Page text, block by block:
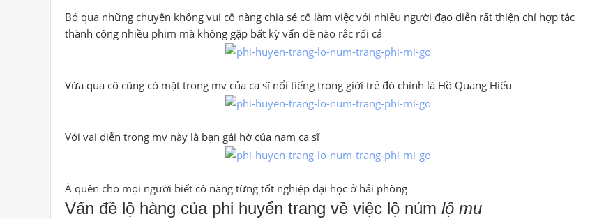
Bỏ qua những chuyện không vui cô nàng chia sẻ cô làm việc với nhiều người đạo diễn rất thiện chí hợp tác
thành công nhiều phim mà không gặp bất kỳ vấn đề nào rắc rối cả
Vừa qua cô cũng có mặt trong mv của ca sĩ nổi tiếng trong giới trẻ đó chính là Hồ Quang Hiếu
Với vai diễn trong mv này là bạn gái hờ của nam ca sĩ
À quên cho mọi người biết cô nàng từng tốt nghiệp đại học ở hải phòng
Vấn đề lộ hàng của phi huyển trang về việc lộ núm lộ mu